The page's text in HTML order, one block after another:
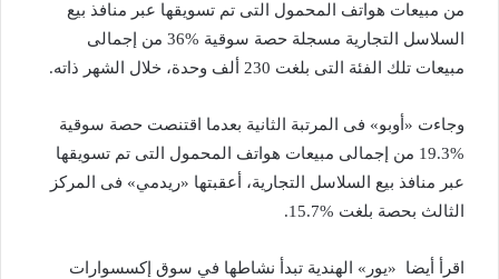
من مبيعات هواتف المحمول التى تم تسويقها عبر منافذ بيع
السلاسل التجارية مسجلة حصة سوقية %36 من إجمالى
مبيعات تلك الفئة التى بلغت 230 ألف وحدة، خلال الشهر ذاته.
وجاءت «أوبو» فى المرتبة الثانية بعدما اقتنصت حصة سوقية
%19.3 من إجمالى مبيعات هواتف المحمول التى تم تسويقها
عبر منافذ بيع السلاسل التجارية، أعقبتها «ريدمي» فى المركز
الثالث بحصة بلغت %15.7.
اقرأ أيضا
«يور» الهندية تبدأ نشاطها في سوق إكسسوارات